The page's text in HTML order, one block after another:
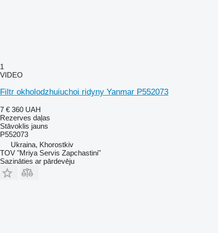
1
VIDEO
Filtr okholodzhuiuchoi ridyny Yanmar P552073
7 € 360 UAH
Rezerves daļas
Stāvoklis jauns
P552073
Ukraina, Khorostkiv
TOV "Mriya Servis Zapchastini"
Sazināties ar pārdevēju